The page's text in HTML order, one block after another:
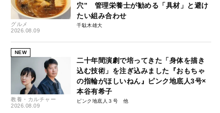
グルメ
2026.08.09
穴” 管理栄養士が勧める「具材」と避け
たい組み合わせ
千駄木雄大
NEW
教養・カルチャー
2026.08.09
二十年間演劇で培ってきた「身体を描き
込む技術」を注ぎ込みました『おもちゃ
の指輪がほしいねん』ピンク地底人3号×
本谷有希子
ピンク地底人３号